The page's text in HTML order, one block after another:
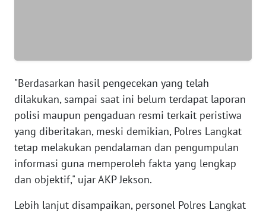
"Berdasarkan hasil pengecekan yang telah
dilakukan, sampai saat ini belum terdapat laporan
polisi maupun pengaduan resmi terkait peristiwa
yang diberitakan, meski demikian, Polres Langkat
tetap melakukan pendalaman dan pengumpulan
informasi guna memperoleh fakta yang lengkap
dan objektif," ujar AKP Jekson.
Lebih lanjut disampaikan, personel Polres Langkat
WN
WN
SERAMBI
WN
JAMBI
SULTRA